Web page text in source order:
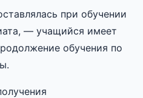
при обучении
— учащийся имеет
обучения по